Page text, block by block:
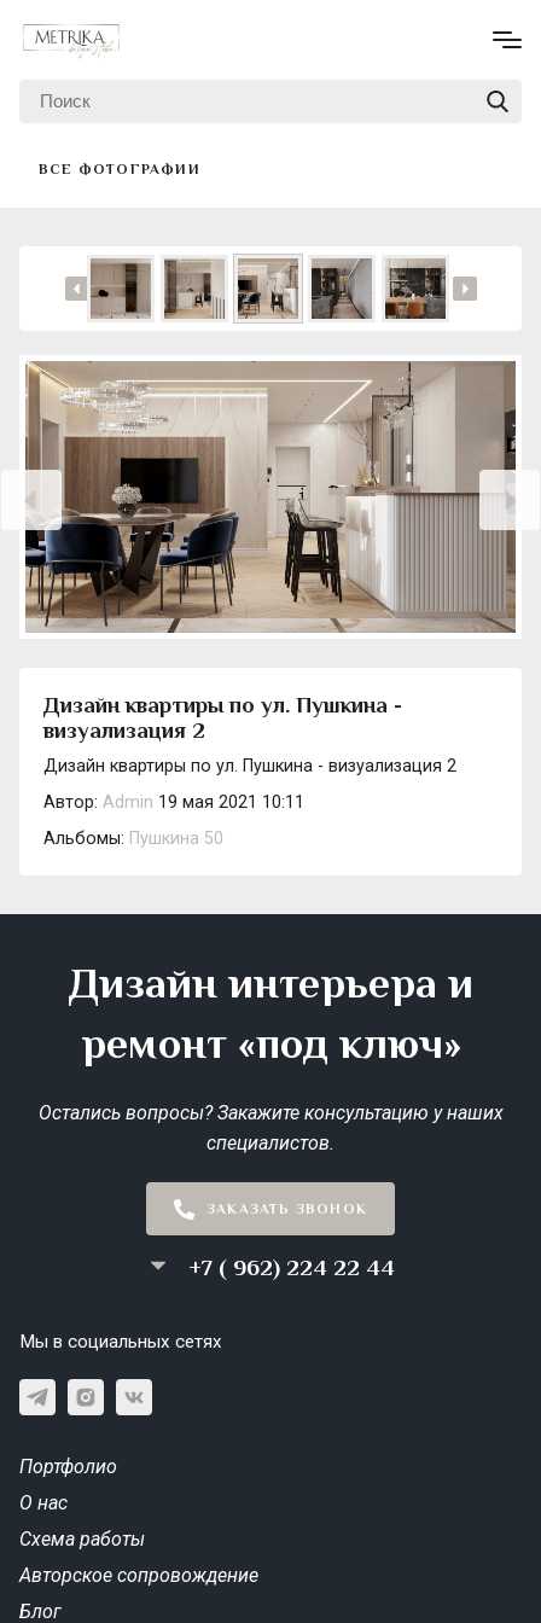
ВСЕ ФОТОГРАФИИ
Дизайн квартиры по ул. Пушкина -
визуализация 2
Дизайн квартиры по ул. Пушкина - визуализация 2
Автор: Admin 19 мая 2021 10:11
Альбомы: Пушкина 50
Дизайн интерьера и
ремонт «под ключ»
Остались вопросы? Закажите консультацию у наших
специалистов.
ЗАКАЗАТЬ ЗВОНОК
+7 ( 962) 224 22 44
Мы в социальных сетях
Портфолио
О нас
Схема работы
Авторское сопровождение
Блог